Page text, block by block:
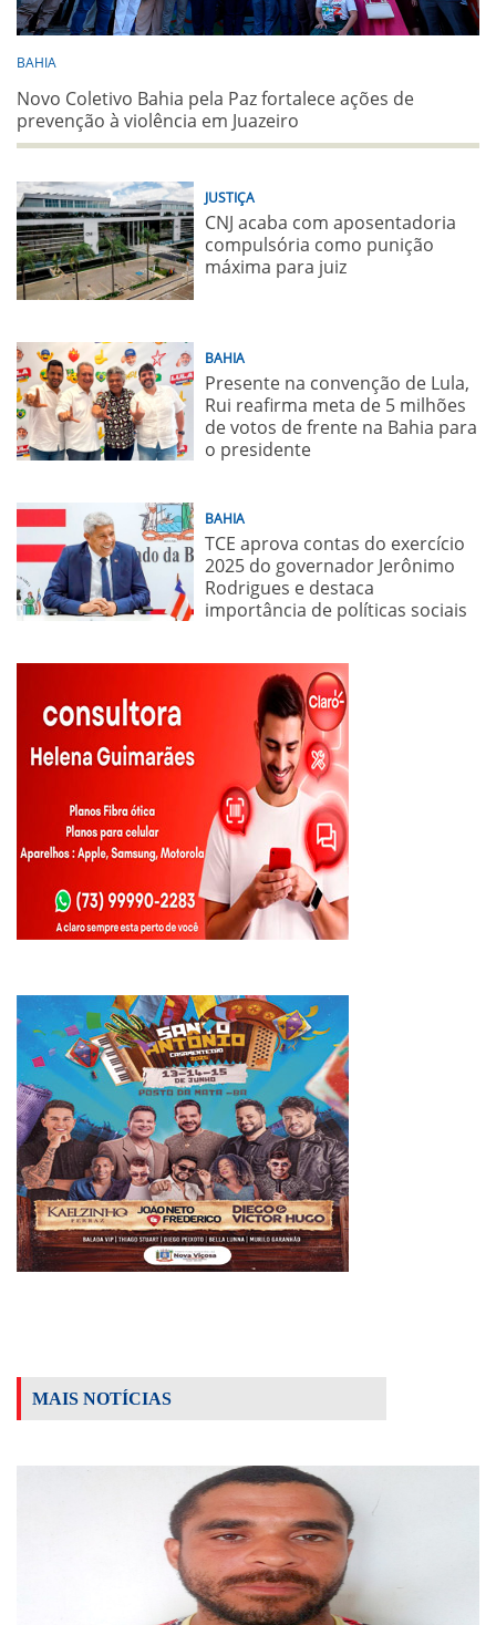
BAHIA
Novo Coletivo Bahia pela Paz fortalece ações de
prevenção à violência em Juazeiro
JUSTIÇA
CNJ acaba com aposentadoria
compulsória como punição
máxima para juiz
BAHIA
Presente na convenção de Lula,
Rui reafirma meta de 5 milhões
de votos de frente na Bahia para
o presidente
BAHIA
TCE aprova contas do exercício
2025 do governador Jerônimo
Rodrigues e destaca
importância de políticas sociais
MAIS NOTÍCIAS